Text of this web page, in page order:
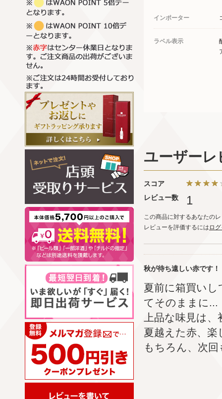
インポーター
ラベル表示
ユーザーレ
スコア
レビュー数
1
この商品に対するあなたの
レビューを評価するには ロ
秋が待ち遠しい赤です！
夏前に箱買い
てそのままに...
上品な味見は
夏越えた赤、楽
もちろん、次